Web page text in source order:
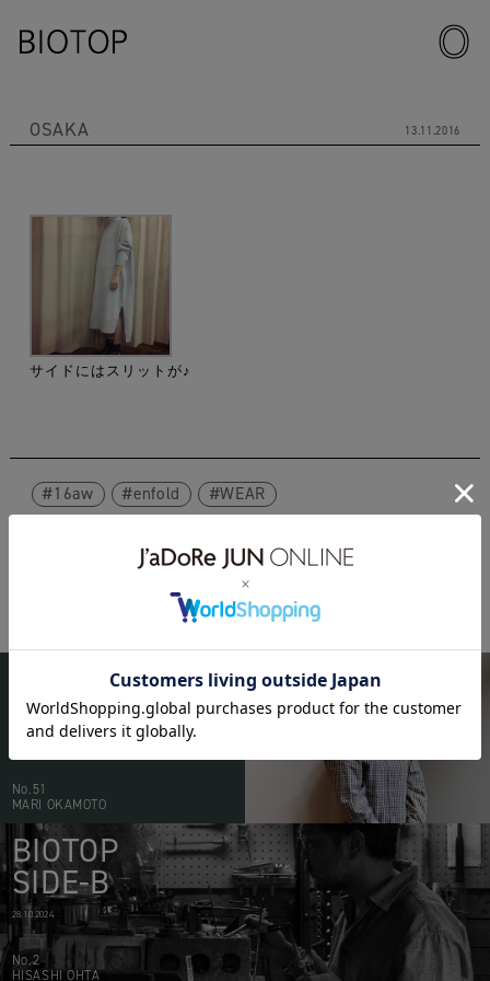
OSAKA 13.11.2016
サイドにはスリットが♪
16aw enfold WEAR
BIOTOP
PEOPLE
No.51
MARI OKAMOTO
BIOTOP
SIDE-B
28.10.2024
No.2
HISASHI OHTA